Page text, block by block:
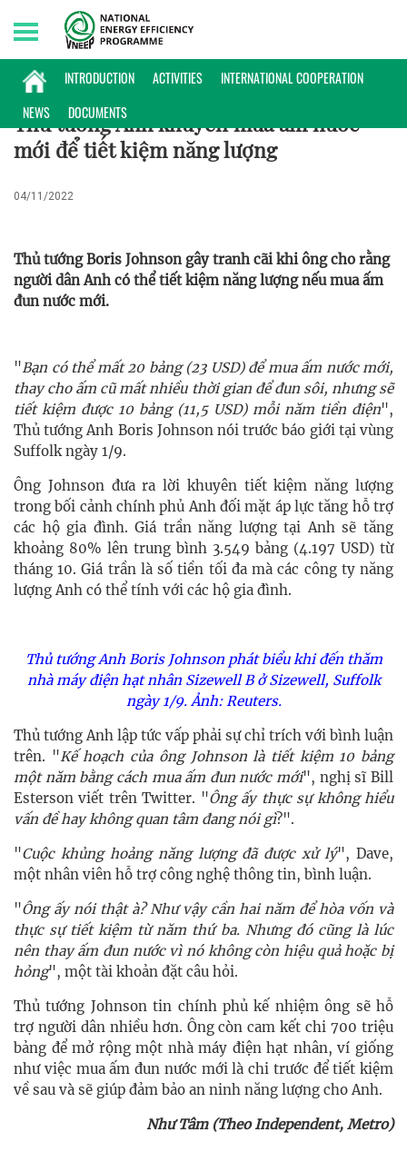
INTRODUCTION ACTIVITIES
INTERNATIONAL COOPERATION
NEWS
DOCUMENTS
Friday, 07/08/2026 | 01:50 GMT+7
PHỔ BIẾN KIẾN THỨC
Thủ tướng Anh khuyên mua ấm nước
mới để tiết kiệm năng lượng
04/11/2022
Thủ tướng Boris Johnson gây tranh cãi khi ông cho rằng
người dân Anh có thể tiết kiệm năng lượng nếu mua ấm
đun nước mới.
"Bạn có thể mất 20 bảng (23 USD) để mua ấm nước mới,
thay cho ấm cũ mất nhiều thời gian để đun sôi, nhưng sẽ
tiết kiệm được 10 bảng (11,5 USD) mỗi năm tiền điện",
Thủ tướng Anh Boris Johnson nói trước báo giới tại vùng
Suffolk ngày 1/9.
Ông Johnson đưa ra lời khuyên tiết kiệm năng lượng
trong bối cảnh chính phủ Anh đối mặt áp lực tăng hỗ trợ
các hộ gia đình. Giá trần năng lượng tại Anh sẽ tăng
khoảng 80% lên trung bình 3.549 bảng (4.197 USD) từ
tháng 10. Giá trần là số tiền tối đa mà các công ty năng
lượng Anh có thể tính với các hộ gia đình.
Thủ tướng Anh Boris Johnson phát biểu khi đến thăm
nhà máy điện hạt nhân Sizewell B ở Sizewell, Suffolk
ngày 1/9. Ảnh: Reuters.
Thủ tướng Anh lập tức vấp phải sự chỉ trích với bình luận
trên. "Kế hoạch của ông Johnson là tiết kiệm 10 bảng
một năm bằng cách mua ấm đun nước mới", nghị sĩ Bill
Esterson viết trên Twitter. "Ông ấy thực sự không hiểu
vấn đề hay không quan tâm đang nói gì?".
"Cuộc khủng hoảng năng lượng đã được xử lý", Dave,
một nhân viên hỗ trợ công nghệ thông tin, bình luận.
"Ông ấy nói thật à? Như vậy cần hai năm để hòa vốn và
thực sự tiết kiệm từ năm thứ ba. Nhưng đó cũng là lúc
nên thay ấm đun nước vì nó không còn hiệu quả hoặc bị
hỏng", một tài khoản đặt câu hỏi.
Thủ tướng Johnson tin chính phủ kế nhiệm ông sẽ hỗ
trợ người dân nhiều hơn. Ông còn cam kết chi 700 triệu
bảng để mở rộng một nhà máy điện hạt nhân, ví giống
như việc mua ấm đun nước mới là chi trước để tiết kiệm
về sau và sẽ giúp đảm bảo an ninh năng lượng cho Anh.
Như Tâm (Theo Independent, Metro)